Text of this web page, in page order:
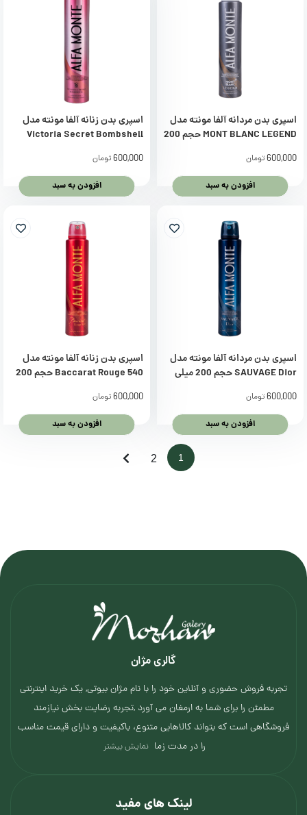
اسپری بدن مردانه آلفا مونته مدل
MONT BLANC LEGEND حجم 200
600,000تومان
افزودن به سبد
اسپری بدن زنانه آلفا مونته مدل
Victoria Secret Bombshell
600,000تومان
افزودن به سبد
اسپری بدن مردانه آلفا مونته مدل
SAUVAGE Dior حجم 200 میلی
600,000تومان
افزودن به سبد
اسپری بدن زنانه آلفا مونته مدل
Baccarat Rouge 540 حجم 200
600,000تومان
افزودن به سبد
1
2
گالری مژان
تجربه فروش حضوری و آنلاین خود را با نام مژان بیوتی, یک خرید اینترنتی
مطمئن را برای شما به ارمغان می آورد ,تجربه رضایت بخش نیازمند
فروشگاهی است که بتواند کالاهایی متنوع، باکیفیت و دارای قیمت مناسب
را در مدت زما نمایش بیشتر
لینک های مفید